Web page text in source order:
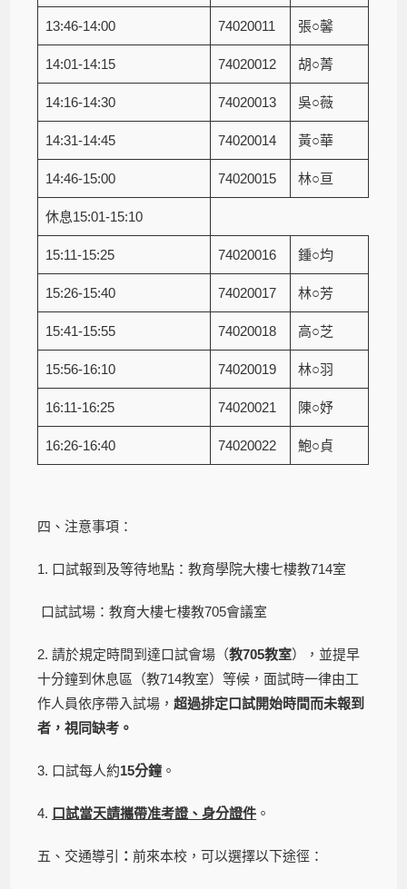
13:46-14:00 74020011 張○馨
14:01-14:15 74020012 胡○菁
14:16-14:30 74020013 吳○薇
14:31-14:45 74020014 黃○華
14:46-15:00 74020015 林○亘
休息15:01-15:10
15:11-15:25 74020016 鍾○均
15:26-15:40 74020017 林○芳
15:41-15:55 74020018 高○芝
15:56-16:10 74020019 林○羽
16:11-16:25 74020021 陳○妤
16:26-16:40 74020022 鮑○貞
四、注意事項：
1. 口試報到及等待地點：教育學院大樓七樓教714室
口試試場：教育大樓七樓教705會議室
2. 請於規定時間到達口試會場（教705教室），並提早
十分鐘到休息區（教714教室）等候，面試時一律由工
作人員依序帶入試場，超過排定口試開始時間而未報到
者，視同缺考。
3. 口試每人約15分鐘。
4. 口試當天請攜帶准考證、身分證件 。
五、交通導引 ：前來本校，可以選擇以下途徑：